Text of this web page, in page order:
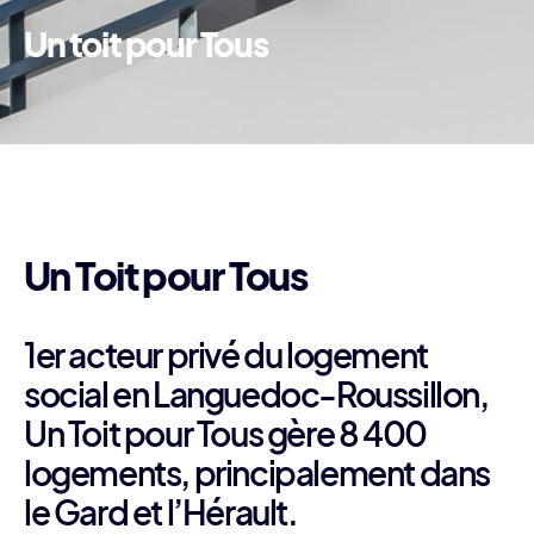
Un toit pour Tous
Un Toit pour Tous
1er acteur privé du logement
social en Languedoc-Roussillon,
Un Toit pour Tous gère 8 400
logements, principalement dans
le Gard et l’Hérault.